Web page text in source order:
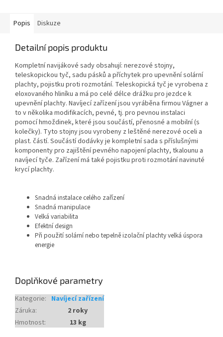
Popis Diskuze
Detailní popis produktu
Kompletní navijákové sady obsahují: nerezové stojny,
teleskopickou tyč, sadu pásků a příchytek pro upevnění solární
plachty, pojistku proti rozmotání. Teleskopická tyč je vyrobena z
eloxovaného hliníku a má po celé délce drážku pro jezdce k
upevnění plachty. Navíjecí zařízení jsou vyráběna firmou Vágner a
to v několika modifikacích, pevné, tj. pro pevnou instalaci
pomocí hmoždinek, které jsou součástí, přenosné a mobilní (s
kolečky). Tyto stojny jsou vyrobeny z leštěné nerezové oceli a
plast. částí. Součástí dodávky je kompletní sada s příslušnými
komponenty pro zajištění pevného napojení plachty, tkalounu a
navíjecí tyče. Zařízení má také pojistku proti rozmotání navinuté
krycí plachty.
Snadná instalace celého zařízení
Snadná manipulace
Velká variabilita
Efektní design
Při použití solární nebo tepelně izolační plachty velká úspora
energie
Doplňkové parametry
Kategorie: Navíjecí zařízení
Záruka:
2 roky
Hmotnost: 13 kg